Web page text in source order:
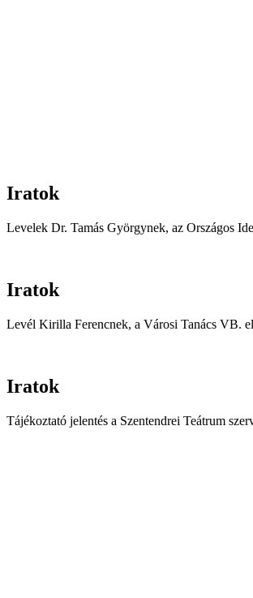
Iratok
Levelek Dr. Tamás Györgynek, az Országos
Iratok
Levél Kirilla Ferencnek, a Városi Tanács VB.
Iratok
Tájékoztató jelentés a Szentendrei Teátrum